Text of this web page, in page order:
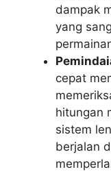
dampak
yang
cepat
hitungan
sistem
berjalan